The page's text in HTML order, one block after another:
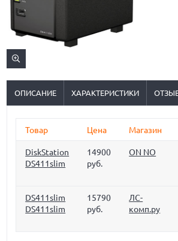
ОПИСАНИЕ ХАРАКТЕРИСТИКИ
Товар Цена Магазин
DiskStation
DS411slim
14900
руб.
ON NO
DS411slim
DS411slim
15790
руб.
ЛС-
комп.ру